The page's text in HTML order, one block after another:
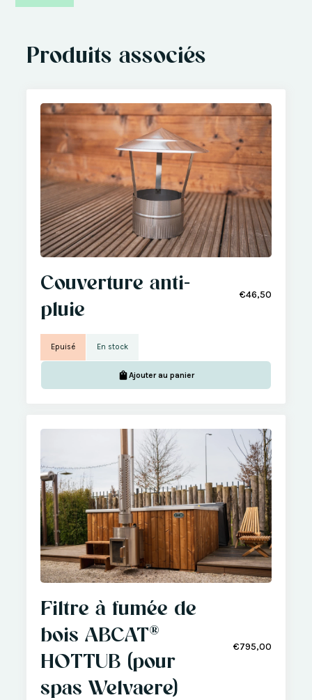
Produits associés
Couverture anti-
pluie
€46,50
Epuisé En stock
Ajouter au panier
Filtre à fumée de
bois ABCAT®
HOTTUB (pour
spas Welvaere)
€795,00